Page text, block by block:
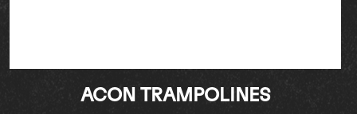
ACON TRAMPOLINES